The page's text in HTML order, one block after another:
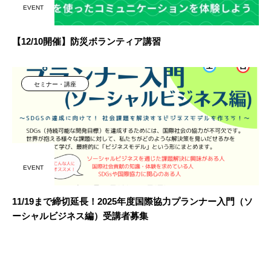
EVENT
【12/10開催】防災ボランティア講習
セミナー・講座
EVENT
11/19まで締切延長！2025年度国際協力プランナー入門（ソ
ーシャルビジネス編）受講者募集